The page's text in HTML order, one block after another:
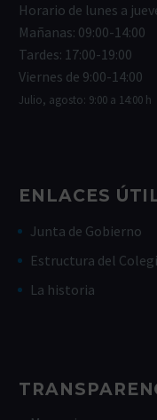
Horario de lunes a
Mañanas: 09:00-14:00
Tardes: 17:00-19:00
Viernes de 9:00-14:00
Julio, agosto: 9:00 a 14:00 h
ENLACES
Junta de Gobierno
Estructura del
La historia